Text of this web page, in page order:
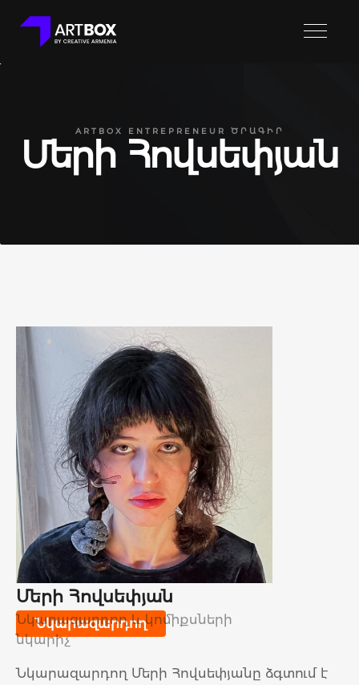
ARTBOX ENTREPRENEUR ԾՐԱԳԻՐ
Մերի Հովսեփյան
Նկարազարդող
Նկարազարդող Մերի Հովսեփյանը ձգտում է
Մերի Հովսեփյան
Նկարազարդող և կոմիքսների
նկարիչ